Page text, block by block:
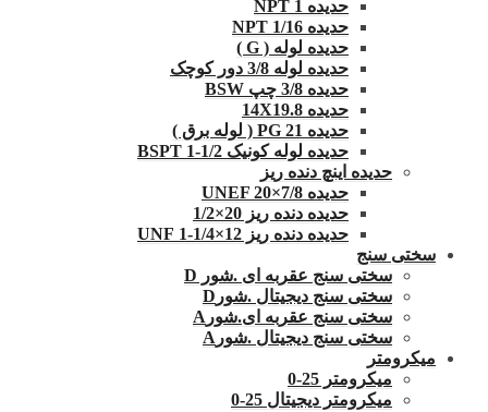
حدیده NPT 1
حدیده 1/16 NPT
حدیده لوله ( G )
حدیده لوله 3/8 دور کوچک
حدیده 3/8 چپ BSW
حدیده 14X19.8
حدیده 21 PG ( لوله برق )
حدیده لوله کونیک 1/2-1 BSPT
حدیده اینچ دنده ریز
حدیده UNEF 20×7/8
حدیده دنده ریز 20×1/2
حدیده دنده ریز 12×1/4-1 UNF
سختی سنج
سختی سنج عقربه ای .شور D
سختی سنج دیجیتال .شورD
سختی سنج عقربه ای.شورA
سختی سنج دیجیتال .شورA
میکرومتر
میکرومتر 25-0
میکرومتر دیجیتال 25-0